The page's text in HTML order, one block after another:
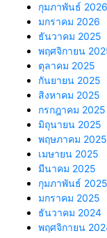
กุมภาพันธ์ 2026
มกราคม 2026
ธันวาคม 2025
พฤศจิกายน
ตุลาคม 2025
กันยายน 2025
สิงหาคม 2025
กรกฎาคม 2025
มิถุนายน 2025
พฤษภาคม 2025
เมษายน 2025
มีนาคม 2025
กุมภาพันธ์ 2025
มกราคม 2025
ธันวาคม 2024
พฤศจิกายน